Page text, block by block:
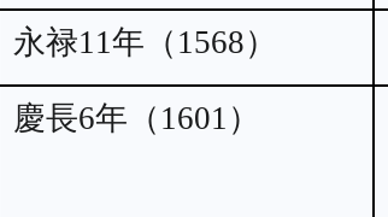
永禄11年（1568）
慶長6年（1601）